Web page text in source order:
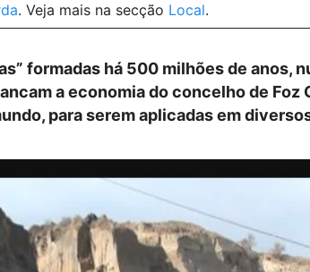
. Veja mais na secção Local.
formadas há 500 milhões de anos,
a economia do concelho de Foz
para serem aplicadas em